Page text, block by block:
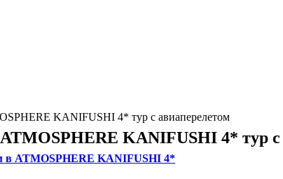
KANIFUSHI 4* тур с авиаперелетом
KANIFUSHI 4* тур с
в ATMOSPHERE KANIFUSHI 4*